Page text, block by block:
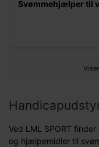
Svømmehjælper til
Ved LML SPORT
og hjælpemidler til